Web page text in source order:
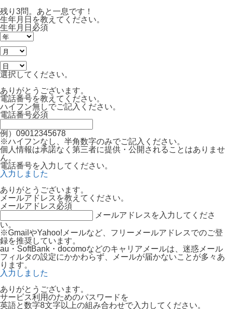
残り3問。あと一息です！
生年月日を教えてください。
生年月日 必須
選択してください。
ありがとうございます。
電話番号を教えてください。
ハイフン無しでご記入ください。
電話番号必須
例）09012345678
※ハイフンなし、半角数字のみでご記入ください。
個人情報は承諾なく第三者に提供・公開されることはありませ
ん。
電話番号を入力してください。
入力しました
ありがとうございます。
メールアドレスを教えてください。
メールアドレス必須
メールアドレスを入力してくださ
い。
※GmailやYahoo!メールなど、フリーメールアドレスでのご登
録を推奨しています。
au・SoftBank・docomoなどのキャリアメールは、迷惑メール
フィルタの設定にかかわらず、メールが届かないことが多々あ
ります。
入力しました
ありがとうございます。
サービス利用のためのパスワードを
英語と数字8文字以上の組み合わせで入力してください。